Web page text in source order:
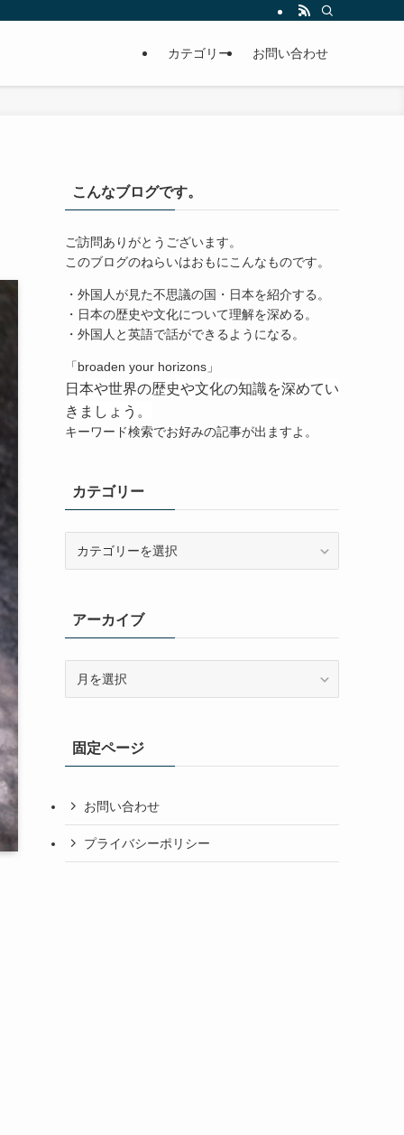
カテゴリー お問い合わせ
こんなブログです。
ご訪問ありがとうございます。
このブログのねらいはおもにこんなものです。
・外国人が見た不思議の国・日本を紹介する。
・日本の歴史や文化について理解を深める。
・外国人と英語で話ができるようになる。
「broaden your horizons」
日本や世界の歴史や文化の知識を深めてい
きましょう。
キーワード検索でお好みの記事が出ますよ。
カテゴリー
ーアーカイブ
ブ固定ページ
お問い合わせ
プライバシーポリシー